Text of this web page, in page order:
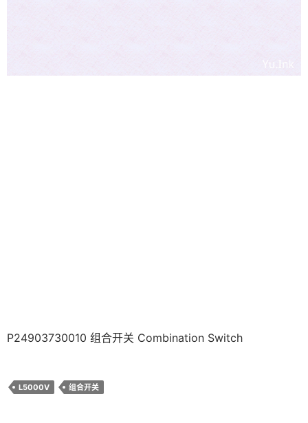
P24903730010 组合开关 Combination Switch
L5000V 组合开关